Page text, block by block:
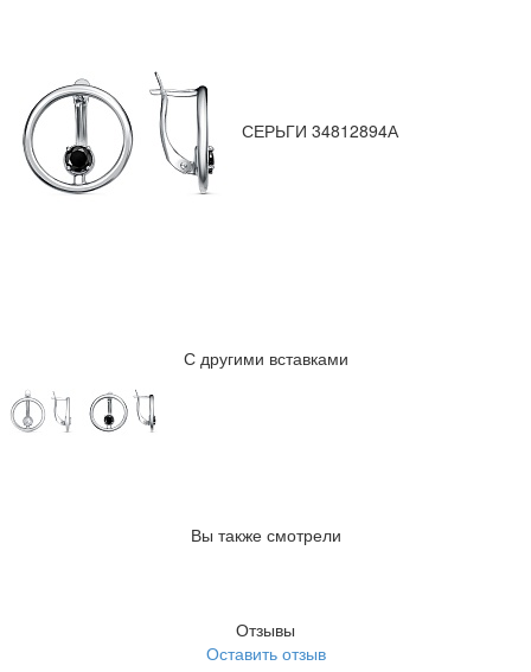
СЕРЬГИ 34812894А
С другими вставками
Вы также смотрели
Отзывы
Оставить отзыв